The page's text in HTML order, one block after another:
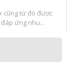
cũng từ đó được
ứng nhu...